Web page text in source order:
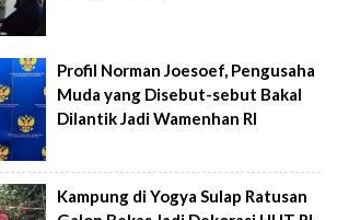
Profil Norman Joesoef, Pengusaha
Muda yang Disebut-sebut Bakal
Dilantik Jadi Wamenhan RI
Kampung di Yogya Sulap Ratusan